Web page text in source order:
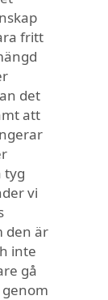
fritt
det
att
tyg
vi
den är
inte
gå